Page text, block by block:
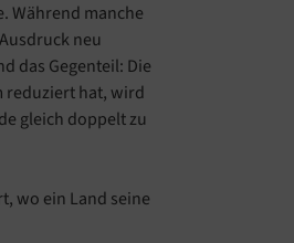
Während manche
neu
das Gegenteil: Die
reduziert hat, wird
gleich doppelt zu
wo ein Land seine